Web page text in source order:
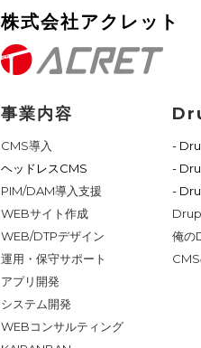
株式会社アクレット
事業内容
CMS導入
ヘッドレスCMS
PIM/DAM導入支援
WEBサイト作成
WEB/DTPデザイン
運用・保守サポート
アプリ開発
システム開発
WEBコンサルティング
-
-
-
俺の